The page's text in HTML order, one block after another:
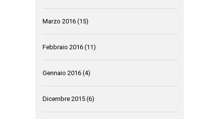
Marzo 2016 (15)
Febbraio 2016 (11)
Gennaio 2016 (4)
Dicembre 2015 (6)